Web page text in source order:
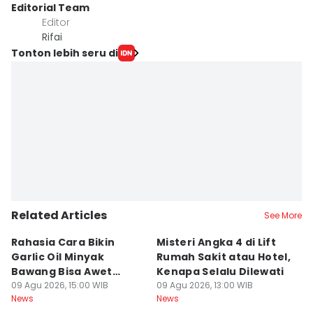
Editorial Team
Editor
Rifai
Tonton lebih seru di
Related Articles See More
Rahasia Cara Bikin
Garlic Oil Minyak
Bawang Bisa Awet
Berbulan-bulan: Bumbu
Level Resto!
09 Agu 2026, 15:00 WIB
News
Misteri Angka 4 di Lift
Rumah Sakit atau Hotel,
Kenapa Selalu Dilewati
09 Agu 2026, 13:00 WIB
News